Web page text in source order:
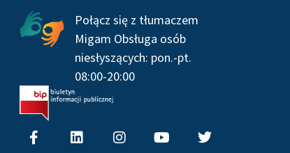
Połącz się z tłumaczem
Migam Obsługa osób
niesłyszących: pon.-pt.
08:00-20:00
Serwisy społecznościowe
F
a
L
i
I
n
o
w